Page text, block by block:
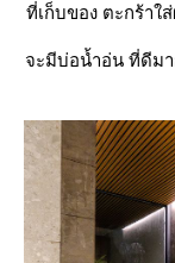
ที่เก็บของ ตะกร้าใ
จะมีบ่อน้ำอ่น ที่ดีม